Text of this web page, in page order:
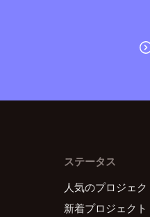
ステータス
人気のプロジェク
新着プロジェクト